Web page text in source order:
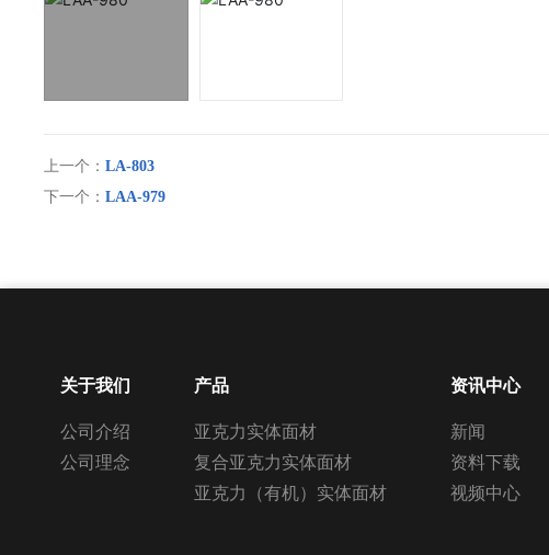
上一个：LA-803
下一个：LAA-979
关于我们
公司介绍
公司理念
产品
亚克力实体面材
复合亚克力实体面材
亚克力（有机）实体面材
资讯中心
新闻
资料下载
视频中心